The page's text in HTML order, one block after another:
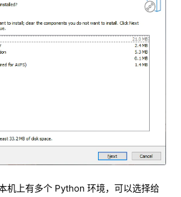
机上有多个 Python 环境，可以选择给